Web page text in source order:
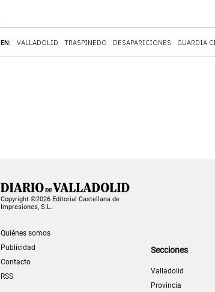
EN: VALLADOLID TRASPINEDO DESAPARICIONES GUARDIA
Copyright ©2026 Editorial Castellana de
Impresiones, S.L.
Quiénes somos
Publicidad
Contacto
RSS
Secciones
Valladolid
Provincia